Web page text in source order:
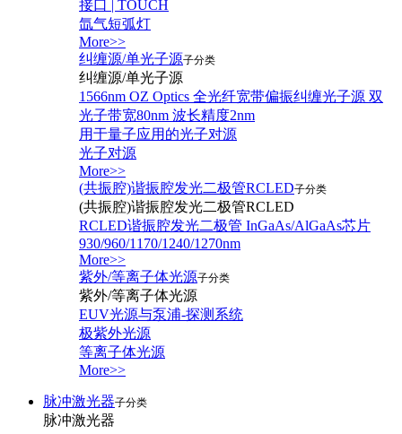
接口 | TOUCH
氙气短弧灯
More>>
纠缠源/单光子源子分类
纠缠源/单光子源
1566nm OZ Optics 全光纤宽带偏振纠缠光子源 双
光子带宽80nm 波长精度2nm
用于量子应用的光子对源
光子对源
More>>
(共振腔)谐振腔发光二极管RCLED子分类
(共振腔)谐振腔发光二极管RCLED
RCLED谐振腔发光二极管 InGaAs/AlGaAs芯片
930/960/1170/1240/1270nm
More>>
紫外/等离子体光源子分类
紫外/等离子体光源
EUV光源与泵浦-探测系统
极紫外光源
等离子体光源
More>>
脉冲激光器子分类
脉冲激光器